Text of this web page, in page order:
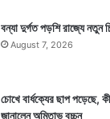
বন্যা দুর্গত পড়শি রাজ্যে নতুন
August 7, 2026
চোখে বার্ধক্যের ছাপ পড়েছে,
জানালেন অমিতাভ বচ্চন